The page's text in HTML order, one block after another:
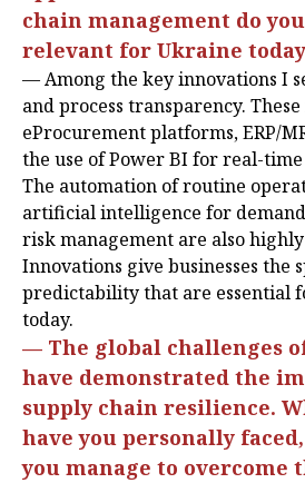
chain management do
relevant for Ukraine
— Among the key innovations I
and process transparency.
eProcurement platforms, ERP/
the use of Power BI for real-
The automation of routine
artificial intelligence for
risk management are also
Innovations give businesses the
predictability that are essential
today.
— The global challenges
have demonstrated the
supply chain resilience.
have you personally
you manage to overcome